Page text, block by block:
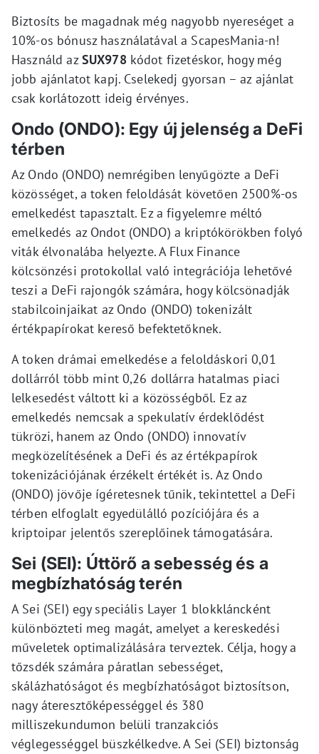
Biztosíts be magadnak még nagyobb nyereséget a
10%-os bónusz használatával a ScapesMania-n!
Használd azSUX978 kódot fizetéskor, hogy még
jobb ajánlatot kapj. Cselekedj gyorsan – az ajánlat
csak korlátozott ideig érvényes.
Ondo (ONDO): Egy új jelenség a DeFi
térben
Az Ondo (ONDO) nemrégiben lenyűgözte a DeFi
közösséget, a token feloldását követően 2500%-os
emelkedést tapasztalt. Ez a figyelemre méltó
emelkedés az Ondot (ONDO) a kriptókörökben folyó
viták élvonalába helyezte. A Flux Finance
kölcsönzési protokollal való integrációja lehetővé
teszi a DeFi rajongók számára, hogy kölcsönadják
stabilcoinjaikat az Ondo (ONDO) tokenizált
értékpapírokat kereső befektetőknek.
A token drámai emelkedése a feloldáskori 0,01
dollárról több mint 0,26 dollárra hatalmas piaci
lelkesedést váltott ki a közösségből. Ez az
emelkedés nemcsak a spekulatív érdeklődést
tükrözi, hanem az Ondo (ONDO) innovatív
megközelítésének a DeFi és az értékpapírok
tokenizációjának érzékelt értékét is. Az Ondo
(ONDO) jövője ígéretesnek tűnik, tekintettel a DeFi
térben elfoglalt egyedülálló pozíciójára és a
kriptoipar jelentős szereplőinek támogatására.
Sei (SEI): Úttörő a sebesség és a
megbízhatóság terén
A Sei (SEI) egy speciális Layer 1 blokkláncként
különbözteti meg magát, amelyet a kereskedési
műveletek optimalizálására terveztek. Célja, hogy a
tőzsdék számára páratlan sebességet,
skálázhatóságot és megbízhatóságot biztosítson,
nagy áteresztőképességgel és 380
milliszekundumon belüli tranzakciós
véglegességgel büszkélkedve. A Sei (SEI) biztonság